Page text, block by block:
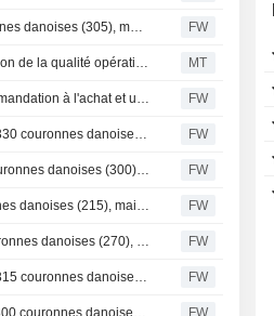
Berenberg relève l'objectif de cours d'ISS à 335 couronnes danoises (305), maintient sa recommandation à l'achat FW
BofA reprend le suivi d'ISS à l'achat, saluant l'amélioration de la qualité opérationnelle MT
Bank of America reprend le suivi d'ISS avec une recommandation à l'achat et un objectif de cours de 134 couronnes danoises - BN FW
Goldman Sachs relève son objectif de cours sur ISS à 330 couronnes danoises (contre 315), maintient sa recommandation à l'achat - BN FW
DNB Carnegie relève l'objectif de cours d'ISS à 330 couronnes danoises (300), maintient sa recommandation à l'achat FW
UBS relève son objectif de cours sur ISS à 280 couronnes danoises (215), maintient sa recommandation à Neutre FW
Nykredit relève son objectif de cours sur ISS à 310 couronnes danoises (270), maintient son conseil à l'achat - BN FW
Goldman Sachs relève son objectif de cours sur ISS à 315 couronnes danoises (290), maintient son conseil à l'achat - BN FW
Morgan Stanley relève son objectif de cours sur ISS à 300 couronnes danoises (282), maintient sa recommandation à Surpondérer - BN FW